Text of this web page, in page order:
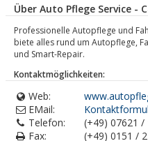
Über Auto Pflege Service -
Professionelle Autopflege und
biete alles rund um Autopflege,
und Smart-Repair.
Kontaktmöglichkeiten:
Web:
EMail:
Telefon:
(+49) 07621 /
Fax:
(+49) 0151 /